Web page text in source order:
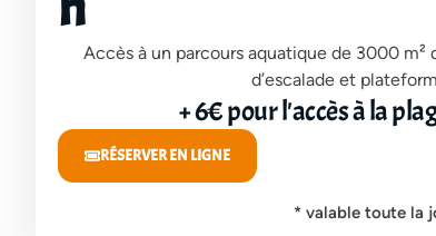
Accès à un parcours aquatique de 3000 m²
d’escalade et
+ 6€ pour l'accès à la
RÉSERVER EN LIGNE
* valable toute la